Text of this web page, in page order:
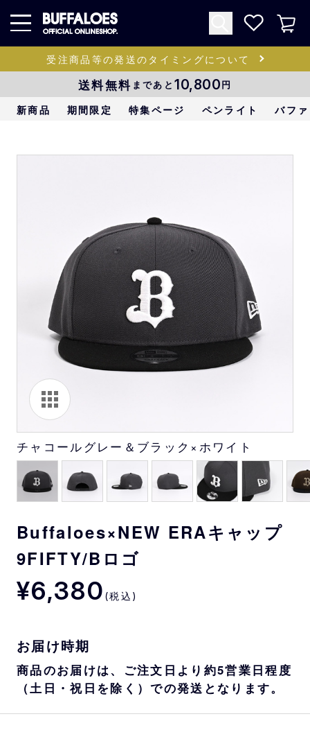
受注商品等の発送のタイミングについて
送料無料 まであと 10,800円
新商品 期間限定 特集ページ ペンライト バフ
チャコールグレー＆ブラック×ホワイト
Buffaloes×NEW ERAキャップ
9FIFTY/Bロゴ
¥6,380 (税込)
お届け時期
商品のお届けは、ご注文日より約5営業日程度
（土日・祝日を除く）での発送となります。